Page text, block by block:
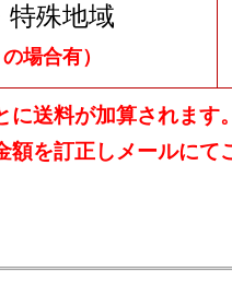
特殊地域
場合有）
送料が加算されます
額を訂正しメールにて